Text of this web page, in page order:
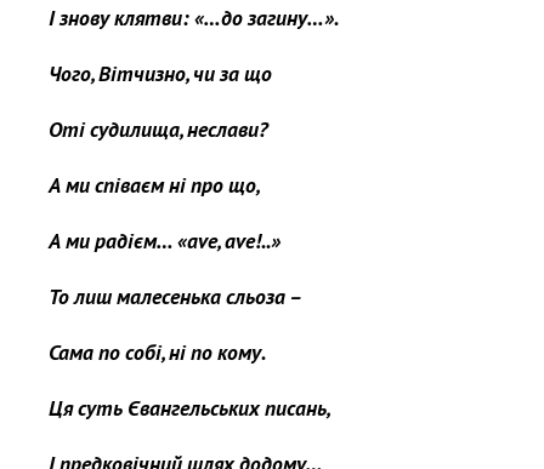
І знову клятви: «…до загину…».
Чого, Вітчизно, чи за що
Оті судилища, неслави?
А ми співаєм ні про що,
А ми радієм… «ave, ave!..»
То лиш малесенька сльоза –
Сама по собі, ні по кому.
Ця суть Євангельських писань,